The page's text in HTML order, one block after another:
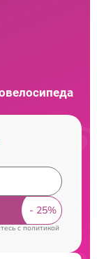
cполитикой